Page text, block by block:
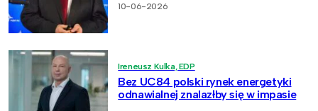
10-06-2026
Ireneusz Kulka, EDP
Bez UC84 polski rynek energetyki
odnawialnej znalazłby się w impasie